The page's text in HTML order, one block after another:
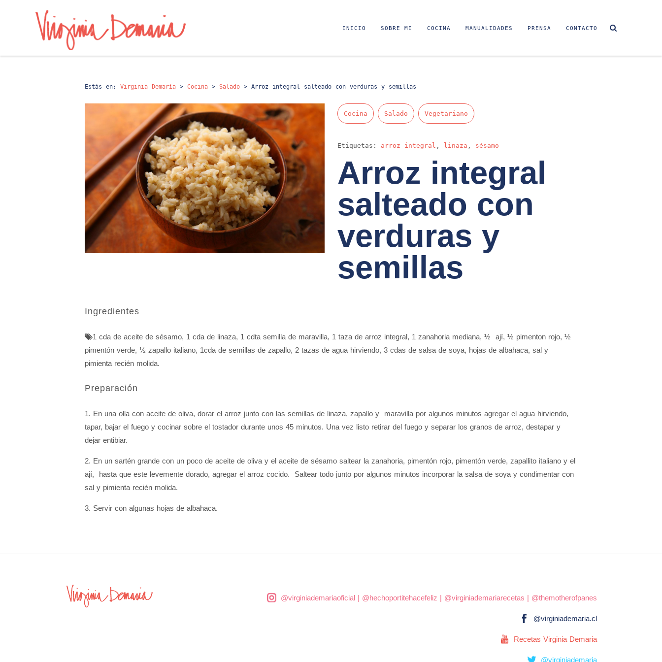
INICIO SOBRE MI COCINA MANUALIDADES PRENSA CONTACTO
Estás en: Virginia Demaría > Cocina > Salado > Arroz integral salteado con verduras y semillas
Cocina Salado Vegetariano
Etiquetas: arroz integral , linaza , sésamo
Arroz integral
salteado con
verduras y
semillas
Ingredientes
1 cda de aceite de sésamo, 1 cda de linaza, 1 cdta semilla de maravilla, 1 taza de arroz integral, 1 zanahoria mediana, ½ ají, ½ pimenton rojo, ½
pimentón verde, ½ zapallo italiano, 1cda de semillas de zapallo, 2 tazas de agua hirviendo, 3 cdas de salsa de soya, hojas de albahaca, sal y
pimienta recién molida.
Preparación
1. En una olla con aceite de oliva, dorar el arroz junto con las semillas de linaza, zapallo y maravilla por algunos minutos agregar el agua hirviendo,
tapar, bajar el fuego y cocinar sobre el tostador durante unos 45 minutos. Una vez listo retirar del fuego y separar los granos de arroz, destapar y
dejar entibiar.
2. En un sartén grande con un poco de aceite de oliva y el aceite de sésamo saltear la zanahoria, pimentón rojo, pimentón verde, zapallito italiano y el
ají, hasta que este levemente dorado, agregar el arroz cocido. Saltear todo junto por algunos minutos incorporar la salsa de soya y condimentar con
sal y pimienta recién molida.
3. Servir con algunas hojas de albahaca.
@virginiademariaoficial| @hechoportitehacefeliz | @virginiademariarecetas | @themotherofpanes
@virginiademaria.cl
Recetas Virginia Demaria
@virginiademaria